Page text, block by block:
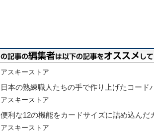
アスキーストア
日本の熟練職人たちの手で作り上げたコード
アスキーストア
便利な12の機能をカードサイズに詰め込んだ
アスキーストア